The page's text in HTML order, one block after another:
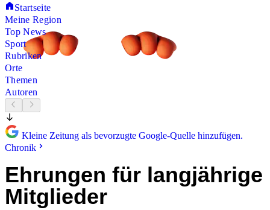
Startseite
Meine Region
Top News
Sport
Rubriken
Orte
Themen
Autoren
Kleine Zeitung als bevorzugte Google-Quelle hinzufügen.
Chronik
Ehrungen für langjährige
Mitglieder